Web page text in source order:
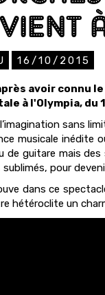
16/10/2015
avoir connu
à l'Olympia, du
sans
musicale inédite
de guitare mais
sublimés, pour
dans ce
hétéroclite un